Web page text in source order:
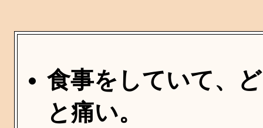
食事をしていて、
と痛い。